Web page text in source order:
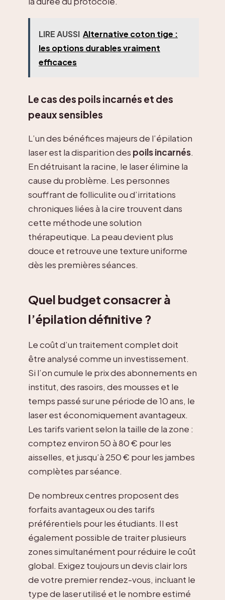
LIRE AUSSI Alternative coton tige :
les options durables vraiment
efficaces
Le cas des poils incarnés et des
peaux sensibles
L’un des bénéfices majeurs de l’épilation
laser est la disparition des poils incarnés.
En détruisant la racine, le laser élimine la
cause du problème. Les personnes
souffrant de folliculite ou d’irritations
chroniques liées à la cire trouvent dans
cette méthode une solution
thérapeutique. La peau devient plus
douce et retrouve une texture uniforme
dès les premières séances.
Quel budget consacrer à
l’épilation définitive ?
Le coût d’un traitement complet doit
être analysé comme un investissement.
Si l’on cumule le prix des abonnements en
institut, des rasoirs, des mousses et le
temps passé sur une période de 10 ans, le
laser est économiquement avantageux.
Les tarifs varient selon la taille de la zone :
comptez environ 50 à 80 € pour les
aisselles, et jusqu’à 250 € pour les jambes
complètes par séance.
De nombreux centres proposent des
forfaits avantageux ou des tarifs
préférentiels pour les étudiants. Il est
également possible de traiter plusieurs
zones simultanément pour réduire le coût
global. Exigez toujours un devis clair lors
de votre premier rendez-vous, incluant le
type de laser utilisé et le nombre estimé